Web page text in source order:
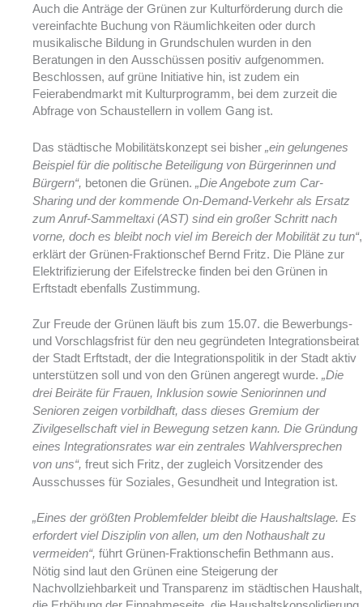
Auch die Anträge der Grünen zur Kulturförderung durch die
vereinfachte Buchung von Räumlichkeiten oder durch
musikalische Bildung in Grundschulen wurden in den
Beratungen in den Ausschüssen positiv aufgenommen.
Beschlossen, auf grüne Initiative hin, ist zudem ein
Feierabendmarkt mit Kulturprogramm, bei dem zurzeit die
Abfrage von Schaustellern in vollem Gang ist.
Das städtische Mobilitätskonzept sei bisher „ein gelungenes
Beispiel für die politische Beteiligung von Bürgerinnen und
Bürgern“, betonen die Grünen. „Die Angebote zum Car-
Sharing und der kommende On-Demand-Verkehr als Ersatz
zum Anruf-Sammeltaxi (AST) sind ein großer Schritt nach
vorne, doch es bleibt noch viel im Bereich der Mobilität zu tun“,
erklärt der Grünen-Fraktionschef Bernd Fritz. Die Pläne zur
Elektrifizierung der Eifelstrecke finden bei den Grünen in
Erftstadt ebenfalls Zustimmung.
Zur Freude der Grünen läuft bis zum 15.07. die Bewerbungs-
und Vorschlagsfrist für den neu gegründeten Integrationsbeirat
der Stadt Erftstadt, der die Integrationspolitik in der Stadt aktiv
unterstützen soll und von den Grünen angeregt wurde. „Die
drei Beiräte für Frauen, Inklusion sowie Seniorinnen und
Senioren zeigen vorbildhaft, dass dieses Gremium der
Zivilgesellschaft viel in Bewegung setzen kann. Die Gründung
eines Integrationsrates war ein zentrales Wahlversprechen
von uns“, freut sich Fritz, der zugleich Vorsitzender des
Ausschusses für Soziales, Gesundheit und Integration ist.
„Eines der größten Problemfelder bleibt die Haushaltslage. Es
erfordert viel Disziplin von allen, um den Nothaushalt zu
vermeiden“, führt Grünen-Fraktionschefin Bethmann aus.
Nötig sind laut den Grünen eine Steigerung der
Nachvollziehbarkeit und Transparenz im städtischen Haushalt,